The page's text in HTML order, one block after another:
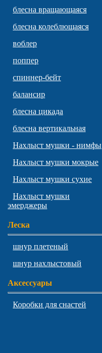
блесна вращающаяся
блесна колеблющаяся
воблер
поппер
спиннер-бейт
балансир
блесна цикада
блесна вертикальная
Нахлыст мушки - нимфы
Нахлыст мушки мокрые
Нахлыст мушки сухие
Нахлыст мушки
эмерджеры
Леска
шнур плетеный
шнур нахлыстовый
Аксессуары
Коробки для снастей